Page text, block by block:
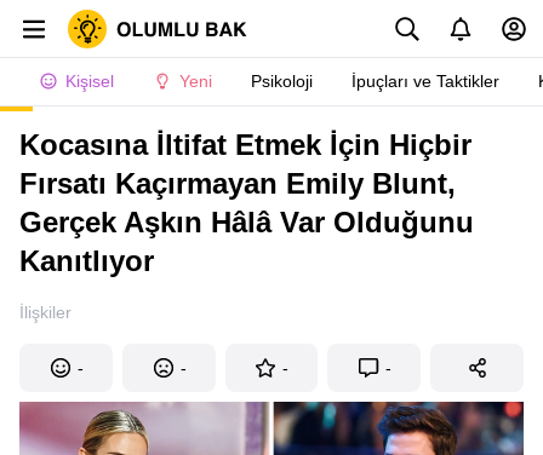
Kişisel Yeni Psikoloji İpuçları ve Taktikler
Kocasına İltifat Etmek İçin Hiçbir
Fırsatı Kaçırmayan Emily Blunt,
Gerçek Aşkın Hâlâ Var Olduğunu
Kanıtlıyor
İlişkiler
- - - -